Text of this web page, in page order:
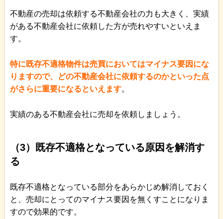
不動産の売却は依頼する不動産会社の力も大きく、実績
がある不動産会社に依頼した方が売れやすいといえま
す。
特に既存不適格物件は売買においてはマイナス要因にな
りますので、どの不動産会社に依頼するのかといった点
がさらに重要になるといえます。
実績のある不動産会社に売却を依頼しましょう。
（3）既存不適格となっている原因を解消す
る
既存不適格となっている部分をあらかじめ解消しておく
と、売却にとってのマイナス要因を無くすことになりま
すので効果的です。